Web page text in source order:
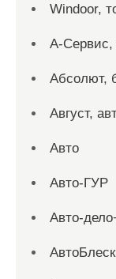
Windoor,
А-Сервис,
Абсолют,
Август,
Авто
Авто-ГУР
Авто-
АвтоБлеск